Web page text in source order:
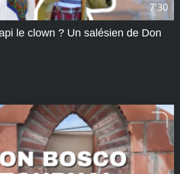
7'30
le clown ? Un salésien de Don